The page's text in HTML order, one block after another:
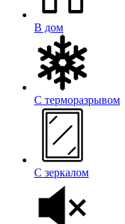
В дом
С терморазрывом
С зеркалом